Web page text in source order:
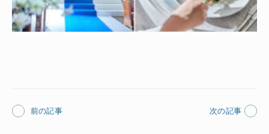
前の記事 次の記事